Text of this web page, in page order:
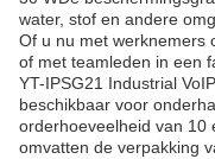
water, stof en andere
Of u nu met werknemers
of met teamleden in een
YT-IPSG21 Industrial
beschikbaar voor
orderhoeveelheid van 10
omvatten de verpakking